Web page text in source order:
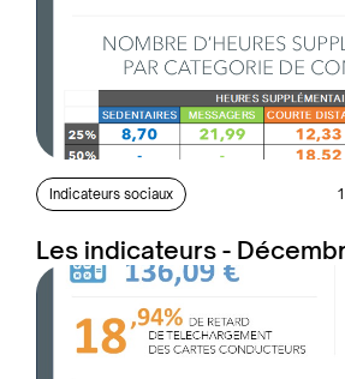
Indicateurs sociaux
Les indicateurs -